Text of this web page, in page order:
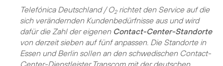
Telefónica Deutschland / O2richtet den Service auf die
sich verändernden Kundenbedürfnisse aus und wird
dafür die Zahl der eigenen Contact-Center-Standorte
von derzeit sieben auf fünf anpassen. Die Standorte in
Essen und Berlin sollen an den schwedischen Contact-
Center-Dienstleister Transcom mit der deutschen